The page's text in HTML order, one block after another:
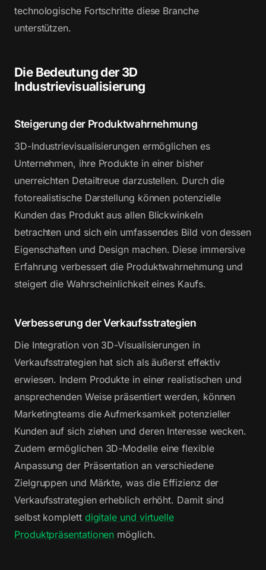
technologische Fortschritte diese Branche
unterstützen.
Die Bedeutung der 3D
Industrievisualisierung
Steigerung der Produktwahrnehmung
3D-Industrievisualisierungen ermöglichen es
Unternehmen, ihre Produkte in einer bisher
unerreichten Detailtreue darzustellen. Durch die
fotorealistische Darstellung können potenzielle
Kunden das Produkt aus allen Blickwinkeln
betrachten und sich ein umfassendes Bild von dessen
Eigenschaften und Design machen. Diese immersive
Erfahrung verbessert die Produktwahrnehmung und
steigert die Wahrscheinlichkeit eines Kaufs.
Verbesserung der Verkaufsstrategien
Die Integration von 3D-Visualisierungen in
Verkaufsstrategien hat sich als äußerst effektiv
erwiesen. Indem Produkte in einer realistischen und
ansprechenden Weise präsentiert werden, können
Marketingteams die Aufmerksamkeit potenzieller
Kunden auf sich ziehen und deren Interesse wecken.
Zudem ermöglichen 3D-Modelle eine flexible
Anpassung der Präsentation an verschiedene
Zielgruppen und Märkte, was die Effizienz der
Verkaufsstrategien erheblich erhöht. Damit sind
selbst komplett digitale und virtuelle
Produktpräsentationen möglich.